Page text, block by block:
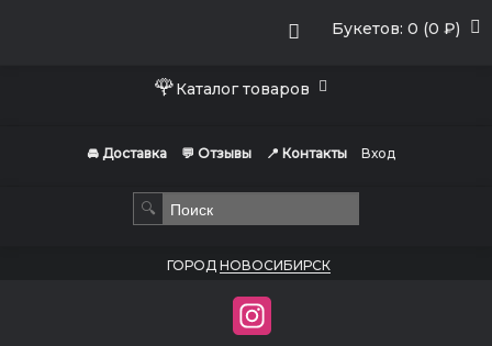
Букетов: 0 (0 ₽)
🌹Каталог товаров
🚘 Доставка 💬 Отзывы 📍 Контакты Вход
🔍
ГОРОД НОВОСИБИРСК